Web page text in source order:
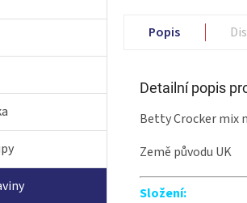
Popis
Detailní popis
Betty Crocker mix
Země původu UK
Složení: